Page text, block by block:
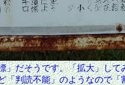
」だそうです。「拡大」して
「判読不能」のようなので「